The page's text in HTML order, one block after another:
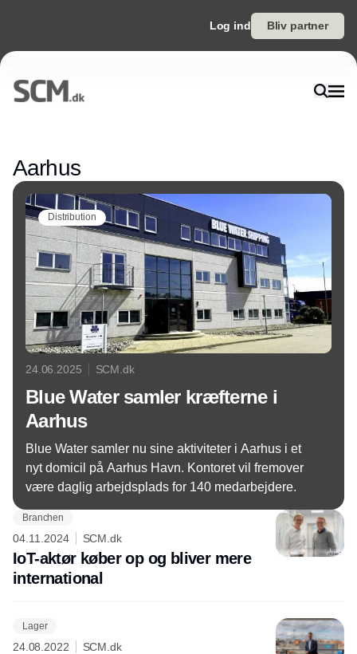
Log ind Bliv partner
Aarhus
Distribution
24.06.2025 SCM.dk
Blue Water samler kræfterne i
Aarhus
Blue Water samler nu sine aktiviteter i Aarhus i et
nyt domicil på Aarhus Havn. Kontoret vil fremover
være daglig arbejdsplads for 140 medarbejdere.
Branchen
04.11.2024 SCM.dk
IoT-aktør køber op og bliver mere
international
Lager
24.08.2022 SCM.dk